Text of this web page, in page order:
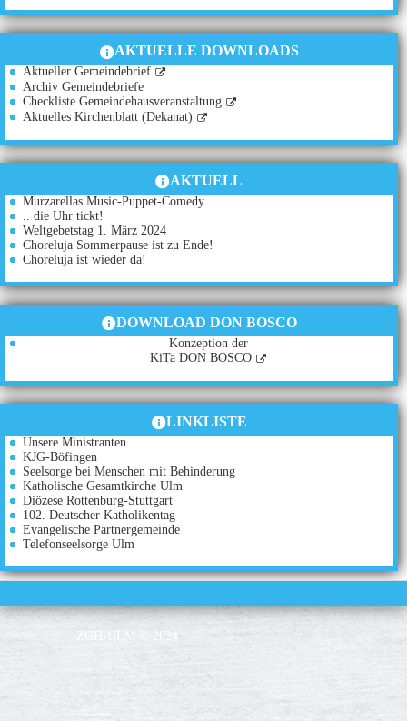
AKTUELLE DOWNLOADS
Aktueller Gemeindebrief
Archiv Gemeindebriefe
Checkliste Gemeindehausveranstaltung
Aktuelles Kirchenblatt (Dekanat)
AKTUELL
Murzarellas Music-Puppet-Comedy
.. die Uhr tickt!
Weltgebetstag 1. März 2024
Choreluja Sommerpause ist zu Ende!
Choreluja ist wieder da!
DOWNLOAD DON BOSCO
Konzeption der
KiTa DON BOSCO
LINKLISTE
Unsere Ministranten
KJG-Böfingen
Seelsorge bei Menschen mit Behinderung
Katholische Gesamtkirche Ulm
Diözese Rottenburg-Stuttgart
102. Deutscher Katholikentag
Evangelische Partnergemeinde
Telefonseelsorge Ulm
ZGH-ULM © 2024